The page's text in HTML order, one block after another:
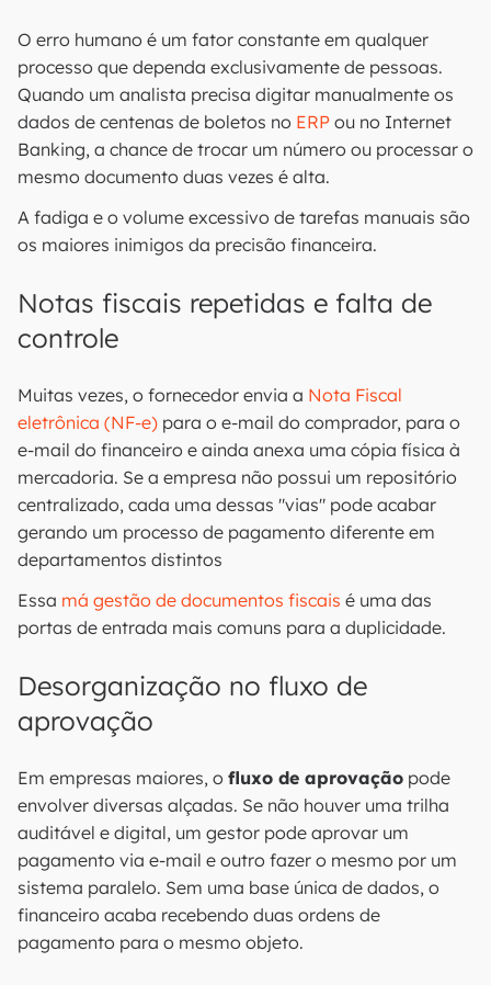
O erro humano é um fator constante em qualquer
processo que dependa exclusivamente de pessoas.
Quando um analista precisa digitar manualmente os
dados de centenas de boletos no ERP ou no Internet
Banking, a chance de trocar um número ou processar o
mesmo documento duas vezes é alta.
A fadiga e o volume excessivo de tarefas manuais são
os maiores inimigos da precisão financeira.
Notas fiscais repetidas e falta de
controle
Muitas vezes, o fornecedor envia a Nota Fiscal
eletrônica (NF-e) para o e-mail do comprador, para o
e-mail do financeiro e ainda anexa uma cópia física à
mercadoria. Se a empresa não possui um repositório
centralizado, cada uma dessas "vias" pode acabar
gerando um processo de pagamento diferente em
departamentos distintos
Essa má gestão de documentos fiscais é uma das
portas de entrada mais comuns para a duplicidade.
Desorganização no fluxo de
aprovação
Em empresas maiores, o fluxo de aprovação pode
envolver diversas alçadas. Se não houver uma trilha
auditável e digital, um gestor pode aprovar um
pagamento via e-mail e outro fazer o mesmo por um
sistema paralelo. Sem uma base única de dados, o
financeiro acaba recebendo duas ordens de
pagamento para o mesmo objeto.